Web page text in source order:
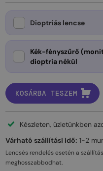
Dioptriás lencse
Kék-fényszűrő
dioptria nékül
KOSÁRBA TESZEM
Készleten, üzletünkben
Várható szállítási idő: 1-2
Lencsés rendelés esetén a
meghosszabbodhat.